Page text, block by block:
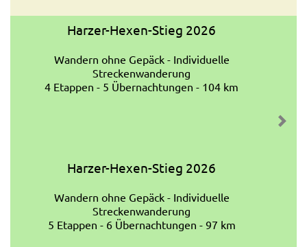
Harzer-Hexen-Stieg 2026
Wandern ohne Gepäck - Individuelle
Streckenwanderung
4 Etappen - 5 Übernachtungen - 104 km
Harzer-Hexen-Stieg 2026
Wandern ohne Gepäck - Individuelle
Streckenwanderung
5 Etappen - 6 Übernachtungen - 97 km